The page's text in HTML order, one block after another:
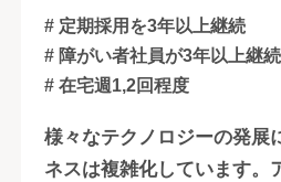
# 定期採用を3年以上継続
# 障がい者社員が3年以上継
# 在宅週1,2回程度
様々なテクノロジーの発展
ネスは複雑化しています。